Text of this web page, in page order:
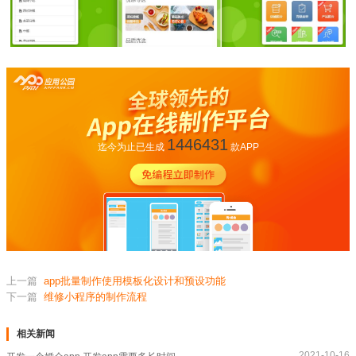
迄今为止已生成 1446431 款APP
上一篇 app批量制作使用模板化设计和预设功能
下一篇 维修小程序的制作流程
相关新闻